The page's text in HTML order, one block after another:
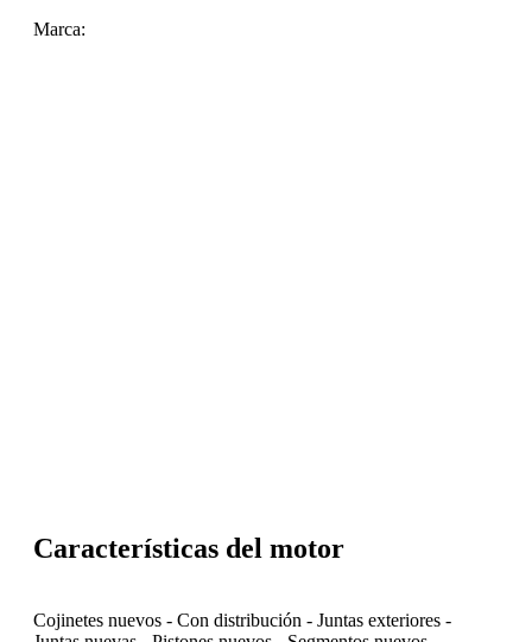
Marca:
Características del motor
Cojinetes nuevos - Con distribución - Juntas exteriores -